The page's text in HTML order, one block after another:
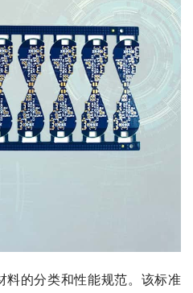
料的分类和性能规范。该标准